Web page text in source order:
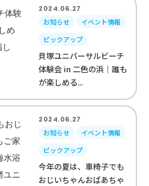
2024.06.27
お知らせ
イベント情報
ピックアップ
貝塚ユニバーサルビーチ
体験会 in 二色の浜｜誰も
が楽しめる...
2024.06.27
お知らせ
イベント情報
ピックアップ
今年の夏は、車椅子でも
おじいちゃんおばあちゃ